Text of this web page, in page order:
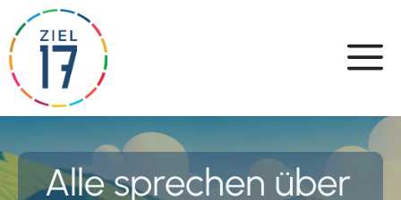
content
Alle sprechen über